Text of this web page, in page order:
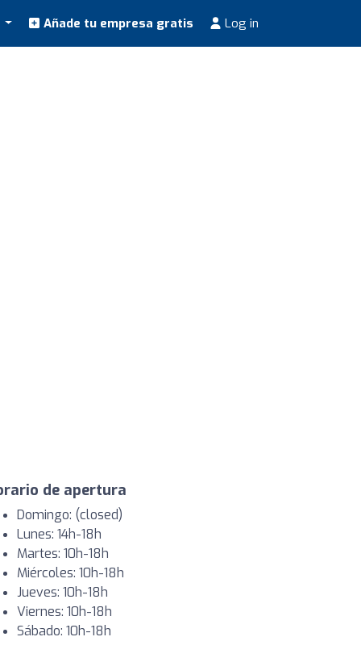
Añade tu empresa gratis Log in
de apertura
Domingo: (closed)
Lunes: 14h-18h
Martes: 10h-18h
Miércoles: 10h-18h
Jueves: 10h-18h
Viernes: 10h-18h
Sábado: 10h-18h